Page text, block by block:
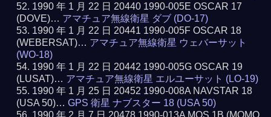
1990 年 1 月 22 日 20440 1990-005E OSCAR 17
(DOVE)… アマチュア無線衛星 ダブ (DO-17)
1990 年 1 月 22 日 20441 1990-005F OSCAR 18
(WEBERSAT)… アマチュア無線衛星 ウェバーサット
(WO-18)
1990 年 1 月 22 日 20442 1990-005G OSCAR 19
(LUSAT)… アマチュア無線衛星 エルユーサット (LO-19)
1990 年 1 月 25 日 20452 1990-008A NAVSTAR 18
(USA 50)…GPS 衛星 ナブスター 18 (USA 50)
1990 年 2 月 7 日 20478 1990-013A MOS 1B (MOMO